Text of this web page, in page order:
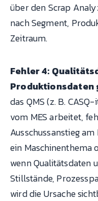
über den Scrap
nach Segment,
Zeitraum.
Fehler 4:
Produktionsdaten
das QMS (z. B.
vom MES arbeitet,
Ausschussanstieg
ein Maschinenthema
wenn Qualitätsdaten
Stillstände,
wird die Ursache